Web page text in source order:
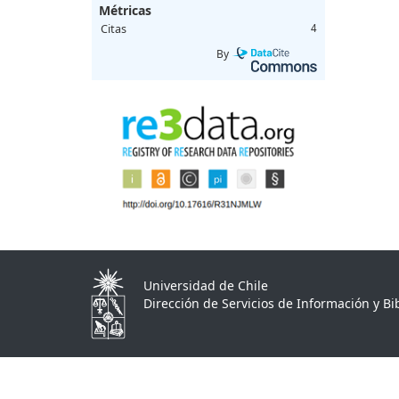
Métricas
Citas 4
By
Universidad de Chile
Dirección de Servicios de Información y